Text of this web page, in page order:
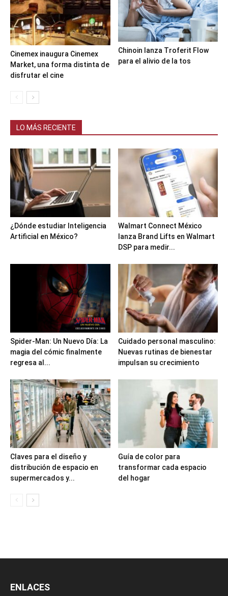
Cinemex inaugura Cinemex
Market, una forma distinta de
disfrutar el cine
Chinoin lanza Troferit Flow
para el alivio de la tos
LO MÁS RECIENTE
¿Dónde estudiar Inteligencia
Artificial en México?
Walmart Connect México
lanza Brand Lifts en Walmart
DSP para medir...
Spider-Man: Un Nuevo Día: La
magia del cómic finalmente
regresa al...
Cuidado personal masculino:
Nuevas rutinas de bienestar
impulsan su crecimiento
Claves para el diseño y
distribución de espacio en
supermercados y...
Guía de color para
transformar cada espacio
del hogar
ENLACES